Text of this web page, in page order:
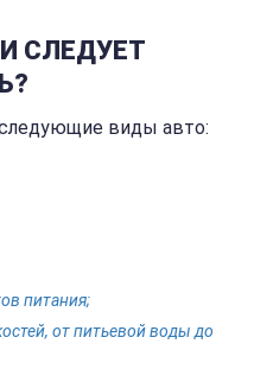
СЛЕДУЕТ
виды авто:
питания;
от питьевой воды до